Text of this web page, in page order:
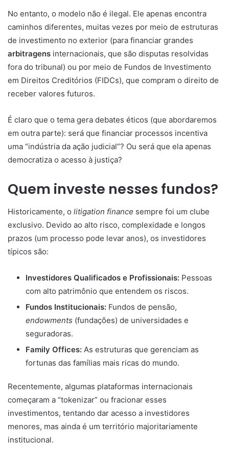
No entanto, o modelo não é ilegal. Ele apenas encontra
caminhos diferentes, muitas vezes por meio de estruturas
de investimento no exterior (para financiar grandes
arbitragens internacionais, que são disputas resolvidas
fora do tribunal) ou por meio de Fundos de Investimento
em Direitos Creditórios (FIDCs), que compram o direito de
receber valores futuros.
É claro que o tema gera debates éticos (que abordaremos
em outra parte): será que financiar processos incentiva
uma “indústria da ação judicial”? Ou será que ela apenas
democratiza o acesso à justiça?
Quem investe nesses fundos?
Historicamente, o litigation finance sempre foi um clube
exclusivo. Devido ao alto risco, complexidade e longos
prazos (um processo pode levar anos), os investidores
típicos são:
Investidores Qualificados e Profissionais: Pessoas
com alto patrimônio que entendem os riscos.
Fundos Institucionais: Fundos de pensão,
endowments (fundações) de universidades e
seguradoras.
Family Offices: As estruturas que gerenciam as
fortunas das famílias mais ricas do mundo.
Recentemente, algumas plataformas internacionais
começaram a “tokenizar” ou fracionar esses
investimentos, tentando dar acesso a investidores
menores, mas ainda é um território majoritariamente
institucional.